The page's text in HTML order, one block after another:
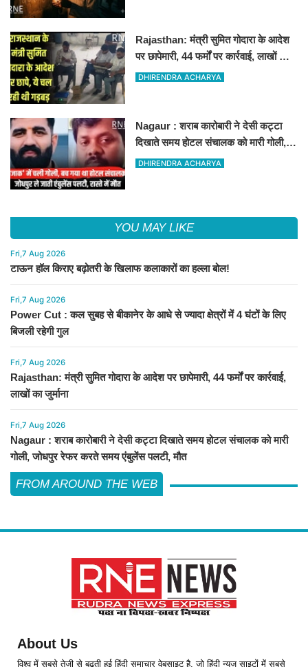
Rajasthan: मंत्री सुमित गोदारा के आदेश
पर छापेमारी, 44 फर्मों पर कार्रवाई, लाखों का
जुर्माना
DHIRENDRA ACHARYA
Nagaur : शराब कारोबारी ने देसी कट्टा
दिखाते समय होटल संचालक को मारी गोली,
जोधपुर रेफर करते समय एंबुलेंस पलटी, मौत
DHIRENDRA ACHARYA
YOU MAY LIKE
Fri,7 Aug 2026
टाऊन हॉल किराए बढ़ोतरी के खिलाफ कलाकारों का हल्ला बोल!
Fri,7 Aug 2026
Power Cut : कल सुबह से बीकानेर के आधे से ज्यादा क्षेत्रों में 4 घंटों के लिए
बिजली रहेगी गुल
Fri,7 Aug 2026
Rajasthan: मंत्री सुमित गोदारा के आदेश पर छापेमारी, 44 फर्मों पर कार्रवाई,
लाखों का जुर्माना
Fri,7 Aug 2026
Nagaur : शराब कारोबारी ने देसी कट्टा दिखाते समय होटल संचालक को मारी
गोली, जोधपुर रेफर करते समय एंबुलेंस पलटी, मौत
FROM AROUND THE WEB
About Us
विश्व में सबसे तेजी से बढ़ती हुई हिंदी समाचार वेबसाइट है, जो हिंदी न्यूज साइटों में सबसे